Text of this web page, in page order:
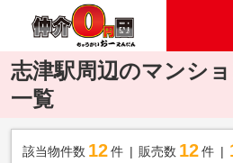
志津駅周辺のマンシ
一覧
該当物件数 12件 販売数 12 件